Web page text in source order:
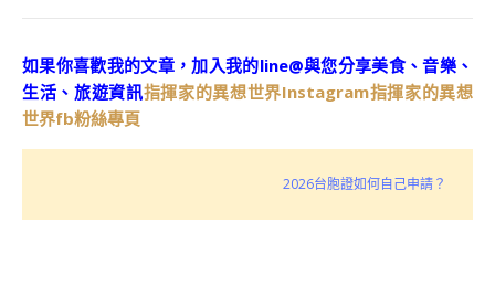
如果你喜歡我的文章，加入我的line@與您分享美食、音樂、
生活、旅遊資訊指揮家的異想世界Instagram指揮家的異想
世界fb粉絲專頁
2026台胞證如何自己申請？